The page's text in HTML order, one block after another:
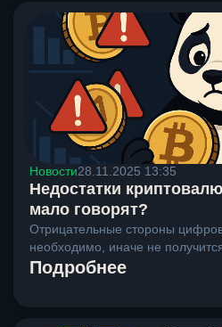
Новости28.11.2025 13:35
Недостатки
мало говорят?
Отрицательные стороны
необходимо, иначе не
Подробнее